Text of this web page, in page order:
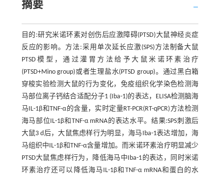
摘要
目的:研究米诺环素对创伤后应激障碍(PTSD)大鼠神经炎症
反应的影响。方法:采用单次延长应激(SPS)方法制备大鼠
PTSD模型，通过灌胃方法给予大鼠米诺环素治疗
(PTSD+Mino group)或者生理盐水(PTSD group)。通过黑白箱
穿梭实验检测大鼠的行为变化，免疫组织化学染色检测海
马部位离子钙结合适配分子1 (Iba-1)的表达，ELISA检测脑海
马IL-1β和TNF-α的含量，实时定量RT-PCR(RT-qPCR)方法检测
海马部位IL-1β和TNF-α mRNA的表达水平。结果:SPS刺激后
大鼠3 d后，大鼠焦虑样行为明显，海马Iba-1表达增加，海
马组织中IL-1β和TNF-α含量增加。而米诺环素治疗明显减少
PTSD大鼠焦虑样行为，降低海马中Iba-1的表达，同时米诺
环素治疗还可以降低海马IL-1β和TNF-α mRNA和蛋白的水